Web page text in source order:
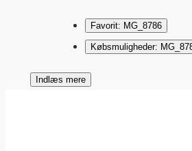
Favorit: MG_8786
Købsmuligheder:
Indlæs mere